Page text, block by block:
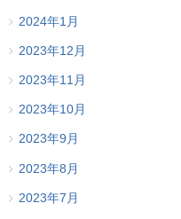
2024年1月
2023年12月
2023年11月
2023年10月
2023年9月
2023年8月
2023年7月